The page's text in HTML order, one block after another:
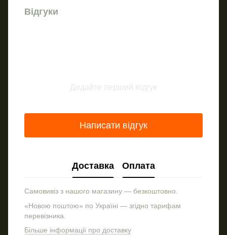
Відгуки
Додайте перший відгук
Написати відгук
Доставка Оплата
Самовивіз з нашого магазину — безкоштовно.
«Новою поштою» по Україні — згідно тарифам
перевізника.
Більше інформації про доставку